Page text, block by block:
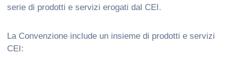
serie di prodotti e servizi erogati dal CEI.
La Convenzione include un insieme di prodotti e servizi
CEI: